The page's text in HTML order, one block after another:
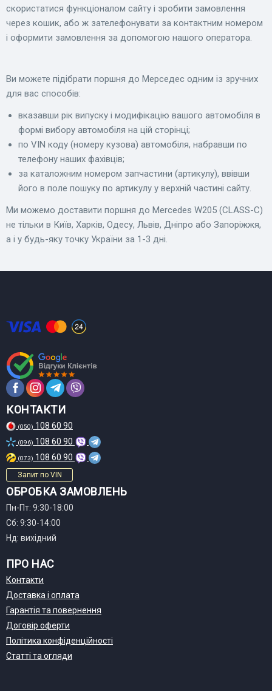
скористатися функціоналом сайту і зробити замовлення
через кошик, або ж зателефонувати за контактним номером
і оформити замовлення за допомогою нашого оператора.
Ви можете підібрати поршня до Мерседес одним із зручних
для вас способів:
вказавши рік випуску і модифікацію вашого автомобіля в
формі вибору автомобіля на цій сторінці;
по VIN коду (номеру кузова) автомобіля, набравши по
телефону наших фахівців;
за каталожним номером запчастини (артикулу), ввівши
його в поле пошуку по артикулу у верхній частині сайту.
Ми можемо доставити поршня до Mercedes W205 (CLASS-C)
не тільки в Київ, Харків, Одесу, Львів, Дніпро або Запоріжжя,
а і у будь-яку точку України за 1-3 дні.
КОНТАКТИ
(050) 108 60 90
(096) 108 60 90
(073) 108 60 90
Запит по VIN
ОБРОБКА ЗАМОВЛЕНЬ
Пн-Пт: 9:30-18:00
Сб: 9:30-14:00
Нд: вихідний
ПРО НАС
Контакти
Доставка і оплата
Гарантія та повернення
Договір оферти
Політика конфіденційності
Статті та огляди